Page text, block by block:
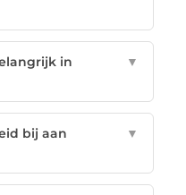
in
▼
bij aan
▼